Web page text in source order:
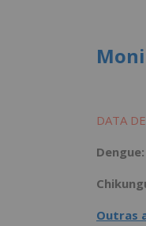
DATA
Dengue:
Outras